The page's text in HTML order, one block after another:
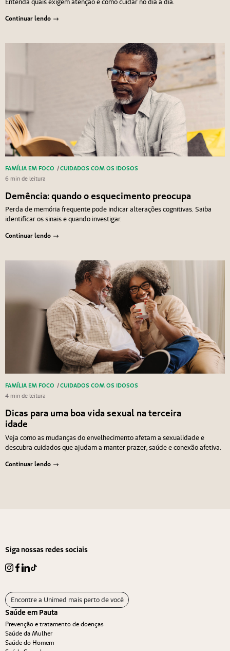
Continuar lendo
FAMÍLIA EM FOCO /CUIDADOS COM OS IDOSOS
6 min de leitura
Demência: quando o esquecimento preocupa
Perda de memória frequente pode indicar alterações cognitivas. Saiba
identificar os sinais e quando investigar.
Continuar lendo
FAMÍLIA EM FOCO /CUIDADOS COM OS IDOSOS
4 min de leitura
Dicas para uma boa vida sexual na terceira
idade
Veja como as mudanças do envelhecimento afetam a sexualidade e
descubra cuidados que ajudam a manter prazer, saúde e conexão afetiva.
Continuar lendo
Siga nossas redes sociais
Encontre a Unimed mais perto de você
Saúde em Pauta
Prevenção e tratamento de doenças
Saúde da Mulher
Saúde do Homem